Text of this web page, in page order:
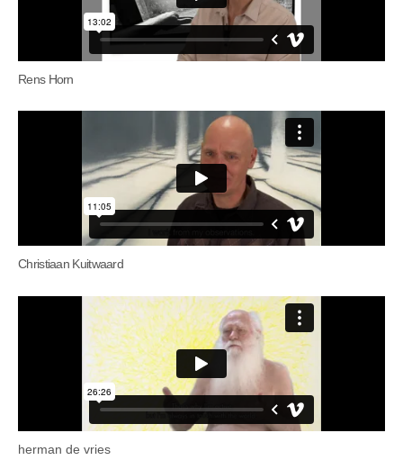
Rens Horn
Christiaan Kuitwaard
herman de vries